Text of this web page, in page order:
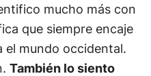
mucho más con
que siempre encaje
el mundo occidental.
También lo siento